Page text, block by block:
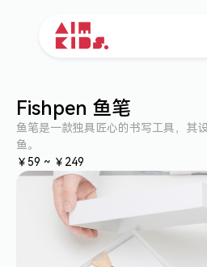
Fishpen 鱼笔
鱼笔是一款独具匠心的书写工具，其
鱼。
￥59 ~ ￥249